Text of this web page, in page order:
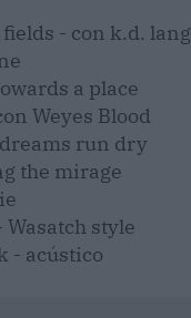
- con k.d. lang
a place
Weyes Blood
run dry
the mirage
Wasatch style
- acústico